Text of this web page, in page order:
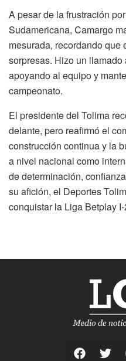
A pesar de la frustración
Sudamericana, Camargo
mesurada, recordando que
sorpresas. Hizo un
apoyando al equipo y
campeonato.
El presidente del Tolima
delante, pero reafirmó el
construcción continua y la
a nivel nacional como
de determinación,
su afición, el Deportes
conquistar la Liga Betplay